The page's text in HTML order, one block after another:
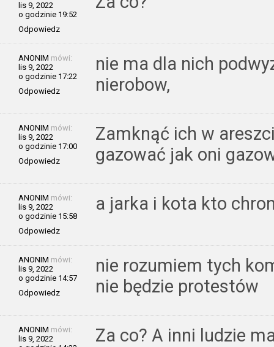
lis 9, 2022
o godzinie 19:52
Odpowiedz
ANONIM mówi:
lis 9, 2022
o godzinie 17:22
Odpowiedz
nie ma dla nich
nierobow,
ANONIM mówi:
lis 9, 2022
o godzinie 17:00
Odpowiedz
Zamknąć ich w
gazować jak oni
ANONIM mówi:
lis 9, 2022
o godzinie 15:58
Odpowiedz
a jarka i kota kto
ANONIM mówi:
lis 9, 2022
o godzinie 14:57
Odpowiedz
nie rozumiem tych
nie będzie protestów
ANONIM mówi:
lis 9, 2022
Za co? A inni ludzie